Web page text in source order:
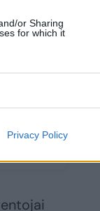
or Sharing
for which it
Privacy Policy